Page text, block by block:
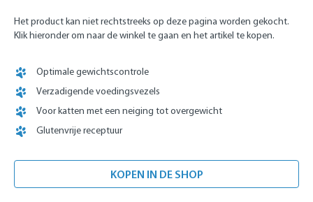
Het product kan niet rechtstreeks op deze pagina worden gekocht.
Klik hieronder om naar de winkel te gaan en het artikel te kopen.
Optimale gewichtscontrole
Verzadigende voedingsvezels
Voor katten met een neiging tot overgewicht
Glutenvrije receptuur
KOPEN IN DE SHOP